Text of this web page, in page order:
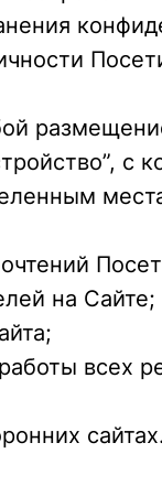
с
на Сайте;
всех
сайтах.